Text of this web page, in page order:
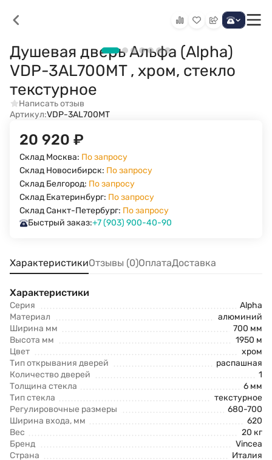
Душевая дверь Альфа (Alpha)
VDP-3AL700MT , хром, стекло
текстурное
Написать отзыв
Артикул:VDP-3AL700MT
20 920 ₽
Склад Москва: По запросу
Склад Новосибирск: По запросу
Склад Белгород: По запросу
Склад Екатеринбург: По запросу
Склад Санкт-Петербург: По запросу
Быстрый заказ:+7 (903) 900-40-90
ХарактеристикиОтзывы (0)ОплатаДоставка
Характеристики
Серия
Alpha
Материал
алюминий
Ширина мм
700 мм
Высота мм
1950 м
Цвет
хром
Тип открывания дверей
распашная
Количество дверей
1
Толщина стекла
6 мм
Тип стекла
текстурное
Регулировочные размеры
680-700
Ширина входа, мм
620
Вес
20 кг
Бренд
Vincea
Страна
Италия